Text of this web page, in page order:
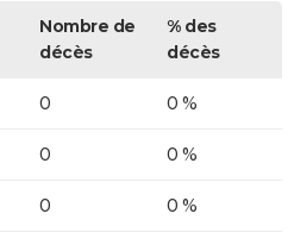
Nombre de
décès
% des
décès
0 0 %
0 0 %
0 0 %